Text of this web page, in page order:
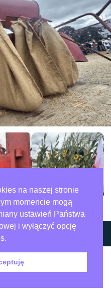
na naszej stronie
momencie mogą
ustawień Państwa
i wyłączyć opcję
Zdjęcia: 23